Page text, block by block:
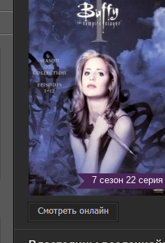
7 сезон 22 серия